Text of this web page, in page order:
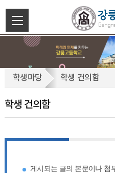
건
의
학생마당 학생 건의함
학생 건의함
게시되는 글의 본문이나 첨